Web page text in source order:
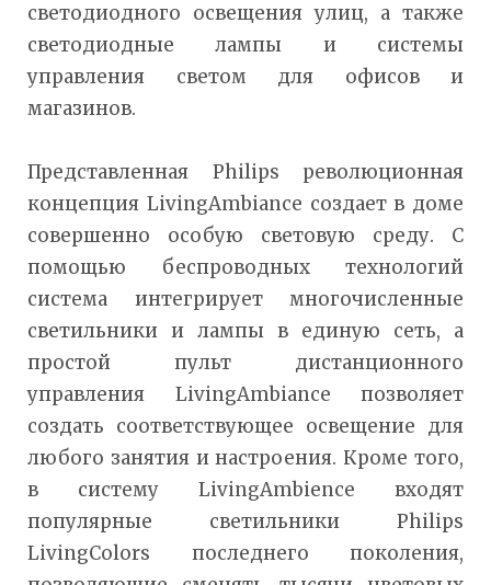
светодиодного освещения улиц, а также
светодиодные лампы и системы
управления светом для офисов и
магазинов.
Представленная Philips революционная
концепция LivingAmbiance создает в доме
совершенно особую световую среду. С
помощью беспроводных технологий
система интегрирует многочисленные
светильники и лампы в единую сеть, а
простой пульт дистанционного
управления LivingAmbiance позволяет
создать соответствующее освещение для
любого занятия и настроения. Кроме того,
в систему LivingAmbience входят
популярные светильники Philips
LivingColors последнего поколения,